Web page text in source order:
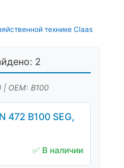
технике Claas
2
| OEM: В100
472 B100 SEG,
✅ В наличии